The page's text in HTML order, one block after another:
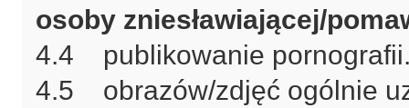
osoby zniesławiającej/
4.4 publikowanie
4.5 obrazów/zdjęć ogólnie